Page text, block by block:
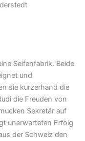
Seifenfabrik. Beide
und
sie kurzerhand die
die Freuden von
Sekretär auf
unerwarteten Erfolg
der Schweiz den